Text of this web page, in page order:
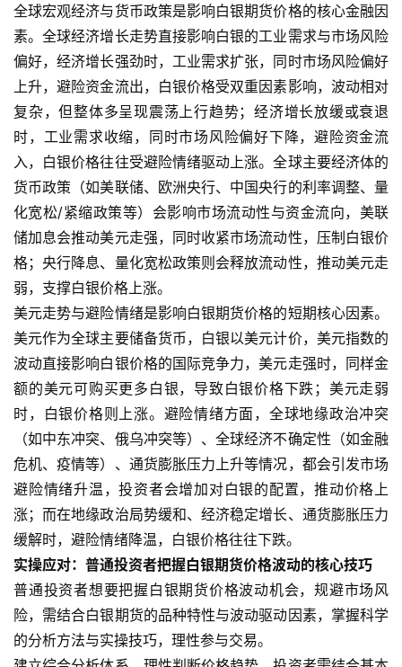
原
油
期
货
国
际
期
货
恒
指
期
货
全球宏观经济与货币政策是影响白银期货价格的核心金融因
素。全球经济增长走势直接影响白银的工业需求与市场风险
偏好，经济增长强劲时，工业需求扩张，同时市场风险偏好
上升，避险资金流出，白银价格受双重因素影响，波动相对
复杂，但整体多呈现震荡上行趋势；经济增长放缓或衰退
时，工业需求收缩，同时市场风险偏好下降，避险资金流
入，白银价格往往受避险情绪驱动上涨。全球主要经济体的
货币政策（如美联储、欧洲央行、中国央行的利率调整、量
化宽松/紧缩政策等）会影响市场流动性与资金流向，美联
储加息会推动美元走强，同时收紧市场流动性，压制白银价
格；央行降息、量化宽松政策则会释放流动性，推动美元走
弱，支撑白银价格上涨。
美元走势与避险情绪是影响白银期货价格的短期核心因素。
美元作为全球主要储备货币，白银以美元计价，美元指数的
波动直接影响白银价格的国际竞争力，美元走强时，同样金
额的美元可购买更多白银，导致白银价格下跌；美元走弱
时，白银价格则上涨。避险情绪方面，全球地缘政治冲突
（如中东冲突、俄乌冲突等）、全球经济不确定性（如金融
危机、疫情等）、通货膨胀压力上升等情况，都会引发市场
避险情绪升温，投资者会增加对白银的配置，推动价格上
涨；而在地缘政治局势缓和、经济稳定增长、通货膨胀压力
缓解时，避险情绪降温，白银价格往往下跌。
实操应对：普通投资者把握白银期货价格波动的核心技巧
普通投资者想要把握白银期货价格波动机会，规避市场风
险，需结合白银期货的品种特性与波动驱动因素，掌握科学
的分析方法与实操技巧，理性参与交易。